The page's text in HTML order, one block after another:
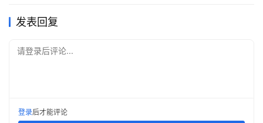
发表回复
请登录后评论...
登录后才能评论